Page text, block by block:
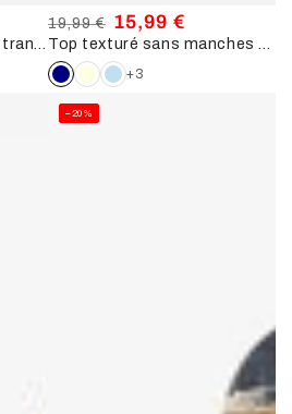
Prix
normal
19,99 €
Prix
de
vente
15,99 €
+3
–20%